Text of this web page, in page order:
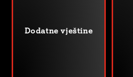
Dodatne vještine